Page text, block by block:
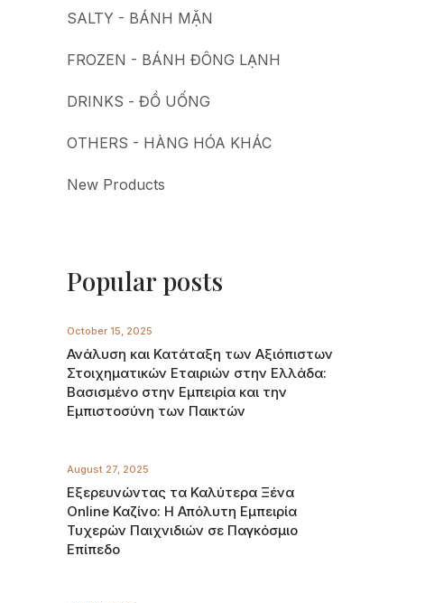
SALTY - BÁNH MẶN
FROZEN - BÁNH ĐÔNG LẠNH
DRINKS - ĐỒ UỐNG
OTHERS - HÀNG HÓA KHÁC
New Products
Popular posts
October 15, 2025
Ανάλυση και Κατάταξη των Αξιόπιστων
Στοιχηματικών Εταιριών στην Ελλάδα:
Βασισμένο στην Εμπειρία και την
Εμπιστοσύνη των Παικτών
August 27, 2025
Εξερευνώντας τα Καλύτερα Ξένα
Online Καζίνο: Η Απόλυτη Εμπειρία
Τυχερών Παιχνιδιών σε Παγκόσμιο
Επίπεδο